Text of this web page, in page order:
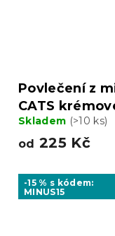
Povlečení z
CATS
Skladem (>10 ks)
od 225 Kč
-15 % s kódem:
MINUS15